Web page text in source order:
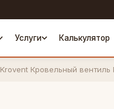
Услуги Калькулятор
Krovent Кровельный